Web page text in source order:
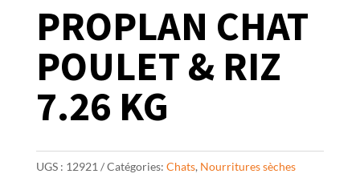
PROPLAN CHAT
POULET & RIZ
7.26 KG
UGS : 12921 Catégories: Chats, Nourritures sèches